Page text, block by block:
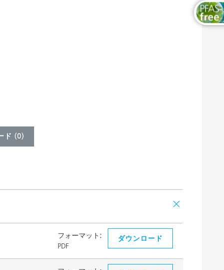
ド (0)
フォーマット:
PDF
ダウンロード